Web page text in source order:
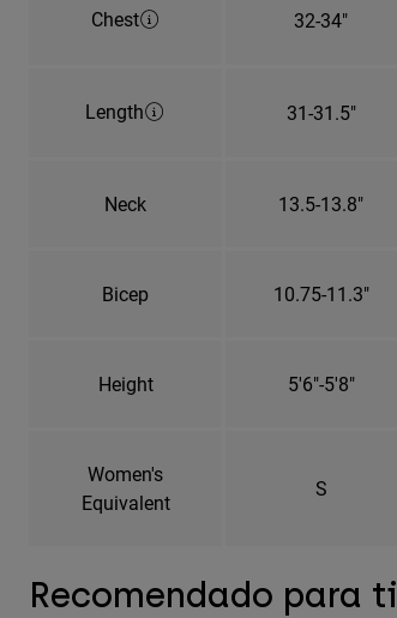
Chest 32-34"
Length 31-31.5"
Neck 13.5-13.8"
Bicep 10.75-11.3"
Height 5'6"-5'8"
Women's
Equivalent
S
Recomendado para ti